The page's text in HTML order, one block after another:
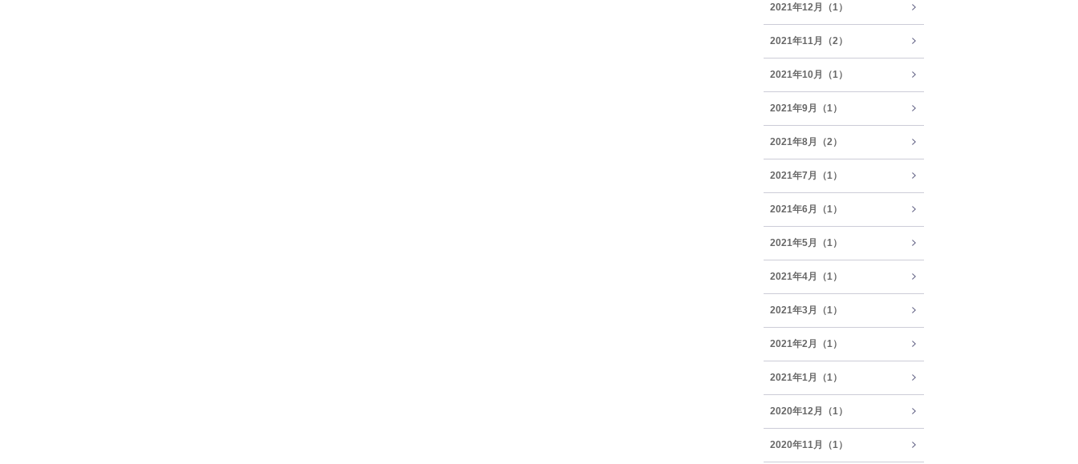
2021年12月（1）
2021年11月（2）
2021年10月（1）
2021年9月（1）
2021年8月（2）
2021年7月（1）
2021年6月（1）
2021年5月（1）
2021年4月（1）
2021年3月（1）
2021年2月（1）
2021年1月（1）
2020年12月（1）
2020年11月（1）